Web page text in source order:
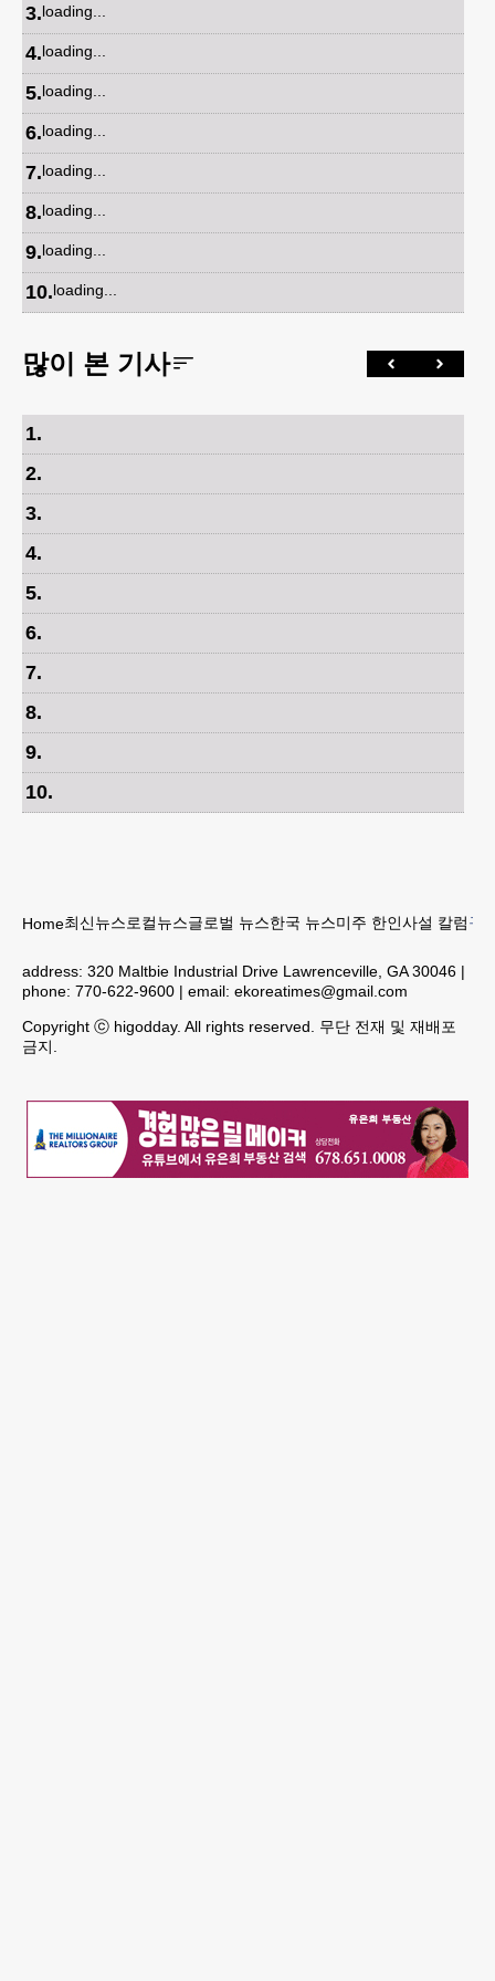
3.loading...
4.loading...
5.loading...
6.loading...
7.loading...
8.loading...
9.loading...
10.loading...
많이 본 기사
1.
2.
3.
4.
5.
6.
7.
8.
9.
10.
Home최신뉴스로컬뉴스글로벌 뉴스한국 뉴스미주 한인사설 칼럼구
address: 320 Maltbie Industrial Drive Lawrenceville, GA 30046 |
phone: 770-622-9600 | email: ekoreatimes@gmail.com
Copyright ⓒ higodday. All rights reserved. 무단 전재 및 재배포
금지.